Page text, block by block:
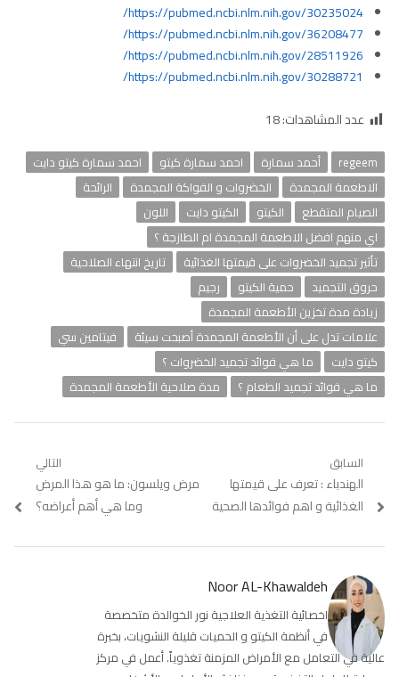
https://pubmed.ncbi.nlm.nih.gov/30235024/
https://pubmed.ncbi.nlm.nih.gov/36208477/
https://pubmed.ncbi.nlm.nih.gov/28511926/
https://pubmed.ncbi.nlm.nih.gov/30288721/
عدد المشاهدات:18
regeem أحمد سمارة احمد سمارة كيتو
احمد سمارة كيتو دايت
الاطعمة المجمدة
الخضروات و الفواكة المجمدة
الرائحة
الصيام المتقطع
الكيتو الكيتو دايت
اللون
اي منهم افضل الاطعمة المجمدة ام الطازجة ؟
تأثير تجميد الخضروات على قيمتها الغذائية
تاريخ انتهاء الصلاحية
حروق التجميد
حمية الكيتو
رجيم
زيادة مدة تخزين الأطعمة المجمدة
علامات تدل على أن الأطعمة المجمدة أصبحت سيئة
فيتامين سي
كيتو دايت
ما هي فوائد تجميد الخضروات ؟
ما هي فوائد تجميد الطعام ؟
مدة صلاحية الأطعمة المجمدة
تصفّح
المقالات
السابق
Previous
post:
الهندباء : تعرف على قيمتها
الغذائية و اهم فوائدها الصحية
التالي
Next
مرض ويلسون: ما هو هذا المرض
وما هي أهم أعراضه؟
Noor AL-Khawaldeh
اخصائية التغذية العلاجية نور الخوالدة متخصصة
في أنظمة الكيتو و الحميات قليلة النشويات، بخبرة
عالية في التعامل مع الأمراض المزمنة تغذوياً. أعمل في مركز